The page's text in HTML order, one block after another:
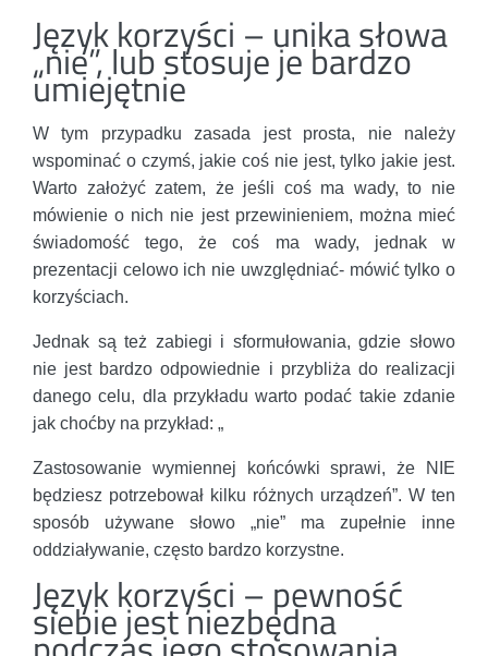
Język korzyści – unika słowa
„nie”, lub stosuje je bardzo
umiejętnie
W tym przypadku zasada jest prosta, nie należy
wspominać o czymś, jakie coś nie jest, tylko jakie jest.
Warto założyć zatem, że jeśli coś ma wady, to nie
mówienie o nich nie jest przewinieniem, można mieć
świadomość tego, że coś ma wady, jednak w
prezentacji celowo ich nie uwzględniać- mówić tylko o
korzyściach.
Jednak są też zabiegi i sformułowania, gdzie słowo
nie jest bardzo odpowiednie i przybliża do realizacji
danego celu, dla przykładu warto podać takie zdanie
jak choćby na przykład: „
Zastosowanie wymiennej końcówki sprawi, że NIE
będziesz potrzebował kilku różnych urządzeń”. W ten
sposób używane słowo „nie” ma zupełnie inne
oddziaływanie, często bardzo korzystne.
Język korzyści – pewność
siebie jest niezbędna